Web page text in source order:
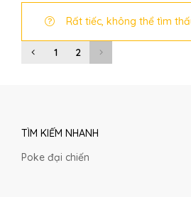
Rất tiếc, không thể tìm
1 2
TÌM KIẾM NHANH
Poke đại chiến